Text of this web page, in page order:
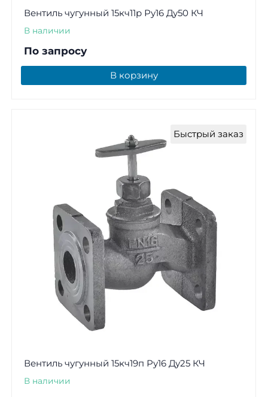
Вентиль чугунный 15кч11р Ру16 Ду50 КЧ
В наличии
По запросу
В корзину
Быстрый заказ
Вентиль чугунный 15кч19п Ру16 Ду25 КЧ
В наличии